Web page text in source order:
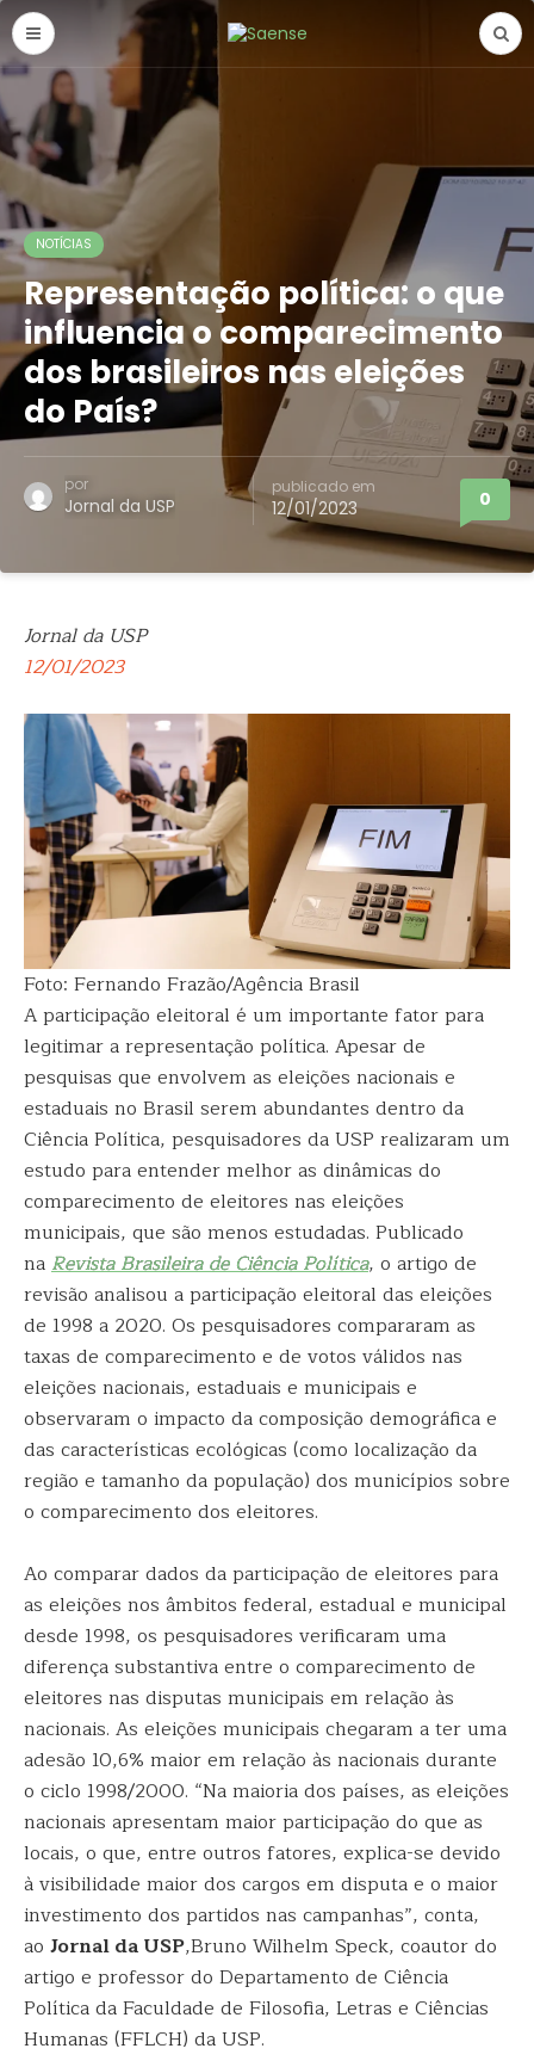
NOTÍCIAS
Representação política: o que
influencia o comparecimento
dos brasileiros nas eleições
do País?
por
Jornal da USP
publicado em
12/01/2023 0
Jornal da USP
12/01/2023
Foto: Fernando Frazão/Agência Brasil
A participação eleitoral é um importante fator para
legitimar a representação política. Apesar de
pesquisas que envolvem as eleições nacionais e
estaduais no Brasil serem abundantes dentro da
Ciência Política, pesquisadores da USP realizaram um
estudo para entender melhor as dinâmicas do
comparecimento de eleitores nas eleições
municipais, que são menos estudadas. Publicado
naRevista Brasileira de Ciência Política, o artigo de
revisão analisou a participação eleitoral das eleições
de 1998 a 2020. Os pesquisadores compararam as
taxas de comparecimento e de votos válidos nas
eleições nacionais, estaduais e municipais e
observaram o impacto da composição demográfica e
das características ecológicas (como localização da
região e tamanho da população) dos municípios sobre
o comparecimento dos eleitores.
Ao comparar dados da participação de eleitores para
as eleições nos âmbitos federal, estadual e municipal
desde 1998, os pesquisadores verificaram uma
diferença substantiva entre o comparecimento de
eleitores nas disputas municipais em relação às
nacionais. As eleições municipais chegaram a ter uma
adesão 10,6% maior em relação às nacionais durante
o ciclo 1998/2000. “Na maioria dos países, as eleições
nacionais apresentam maior participação do que as
locais, o que, entre outros fatores, explica-se devido
à visibilidade maior dos cargos em disputa e o maior
investimento dos partidos nas campanhas”, conta,
ao Jornal da USP,Bruno Wilhelm Speck, coautor do
artigo e professor do Departamento de Ciência
Política da Faculdade de Filosofia, Letras e Ciências
Humanas (FFLCH) da USP.